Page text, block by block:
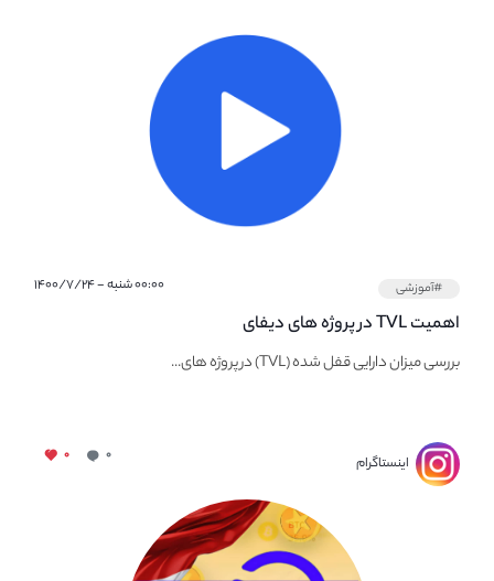
#آموزشی ۰۰:۰۰ شنبه - ۱۴۰۰/۷/۲۴
اهمیت TVL در پروژه های دیفای
بررسی میزان دارایی قفل شده (TVL) در پروژه های...
اینستاگرام ۰ ۰